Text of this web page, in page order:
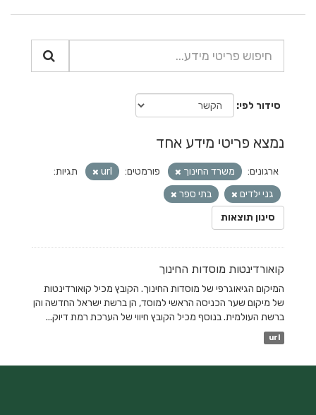
סידור לפי
נמצא פריטי מידע אחד
ארגונים: משרד החינוך פורמטים: url
תגיות:
גני ילדים
בתי ספר
סינון תוצאות
קואורדינטות מוסדות החינוך
המיקום הגיאוגרפי של מוסדות החינוך. הקובץ מכיל קואורדינטות
של מיקום שער הכניסה הראשי למוסד, הן ברשת ישראל החדשה והן
ברשת העולמית. בנוסף מכיל הקובץ חיווי של הערכת רמת דיוק...
url